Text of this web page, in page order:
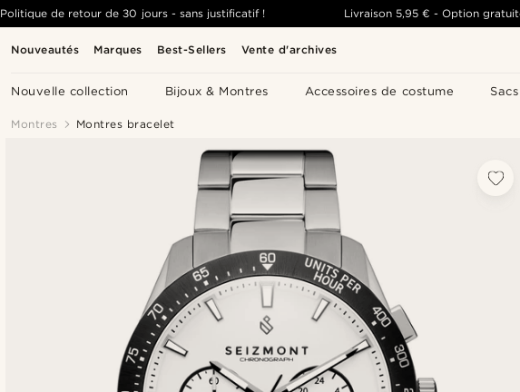
Nouveautés Marques Best-Sellers Vente d'archives
Nouvelle collection Bijoux & Montres Accessoires de costume
Politique de retour de 30 jours - sans justificatif ! Livraison 5,95 € -Option
Montres Montres bracelet